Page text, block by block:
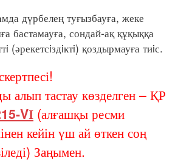
дүрбелең туғызбауға, жеке
бастамауға, сондай-ақ құқыққа
(әрекетсiздiктi) қоздырмауға тиiс.
тастау көзделген – ҚР
VІ (алғашқы ресми
кейін үш ай өткен соң
Заңымен.